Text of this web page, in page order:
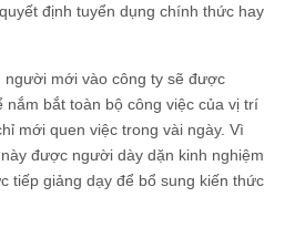
định tuyển dụng chính thức hay
mới vào công ty sẽ được
nắm bắt toàn bộ công việc của vị trí
mới quen việc trong vài ngày. Vì
được người dày dặn kinh nghiệm
tiếp giảng dạy để bổ sung kiến thức